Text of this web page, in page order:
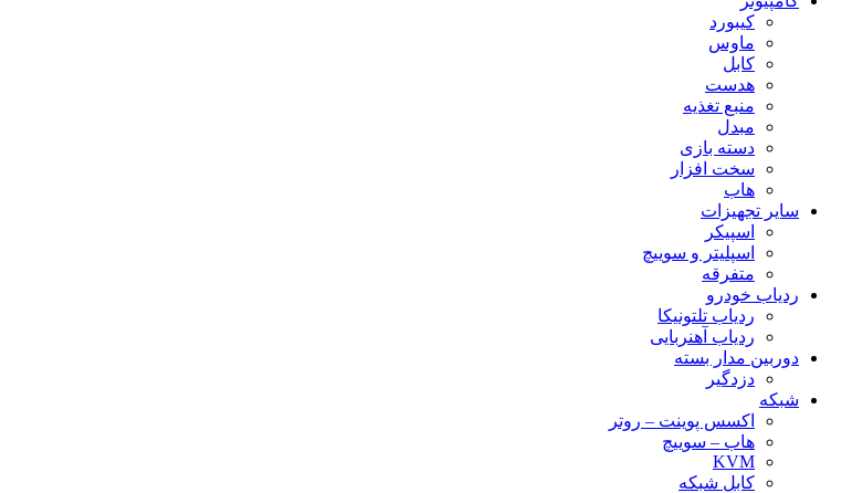
کیبورد
ماوس
کابل
هدست
منبع تغذیه
مبدل
دسته بازی
سخت افزار
هاب
سایر تجهیزات
اسپیکر
اسپلیتر و سوییچ
متفرقه
ردیاب خودرو
ردیاب تلتونیکا
ردیاب آهنربایی
دوربین مدار بسته
دزدگیر
شبکه
اکسس پوینت – روتر
هاب – سوییچ
KVM
کابل شبکه